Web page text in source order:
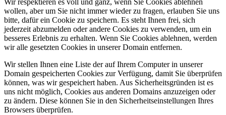
Wir respektieren es voll und ganz, wenn Sie Cookies ablehnen
wollen, aber um Sie nicht immer wieder zu fragen, erlauben Sie uns
bitte, dafür ein Cookie zu speichern. Es steht Ihnen frei, sich
jederzeit abzumelden oder andere Cookies zu verwenden, um ein
besseres Erlebnis zu erhalten. Wenn Sie Cookies ablehnen, werden
wir alle gesetzten Cookies in unserer Domain entfernen.
Wir stellen Ihnen eine Liste der auf Ihrem Computer in unserer
Domain gespeicherten Cookies zur Verfügung, damit Sie überprüfen
können, was wir gespeichert haben. Aus Sicherheitsgründen ist es
uns nicht möglich, Cookies aus anderen Domains anzuzeigen oder
zu ändern. Diese können Sie in den Sicherheitseinstellungen Ihres
Browsers überprüfen.